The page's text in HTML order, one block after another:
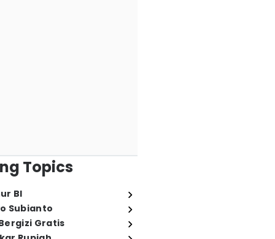
Topics
BI
Subianto
Gratis